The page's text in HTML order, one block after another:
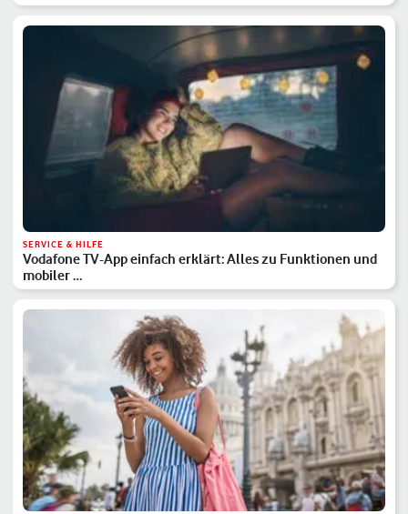
SERVICE & HILFE
Vodafone TV-App einfach erklärt: Alles zu Funktionen und
mobiler …